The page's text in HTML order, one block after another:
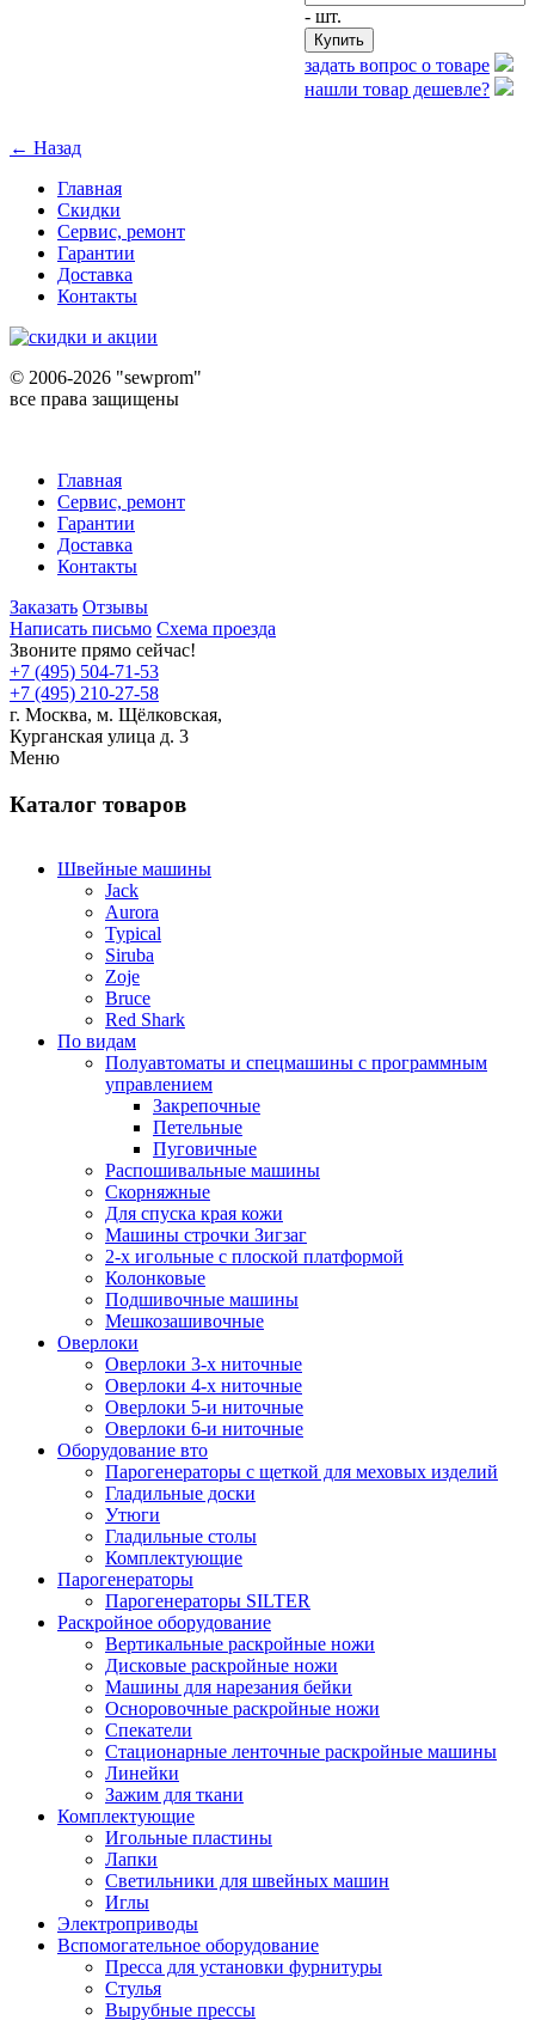
- шт.
задать вопрос о товаре
нашли товар дешевле?
← Назад
Главная
Скидки
Сервис, ремонт
Гарантии
Доставка
Контакты
© 2006-2026 "sewprom"
все права защищены
Главная
Сервис, ремонт
Гарантии
Доставка
Контакты
Заказать Отзывы
Написать письмо Схема проезда
Звоните прямо сейчас!
+7 (495) 504-71-53
+7 (495) 210-27-58
г. Москва, м. Щёлковская,
Курганская улица д. 3
Меню
Каталог товаров
Швейные машины
Jack
Aurora
Typical
Siruba
Zoje
Bruce
Red Shark
По видам
Полуавтоматы и спецмашины с программным
управлением
Закрепочные
Петельные
Пуговичные
Распошивальные машины
Скорняжные
Для спуска края кожи
Машины строчки Зигзаг
2-х игольные с плоской платформой
Колонковые
Подшивочные машины
Мешкозашивочные
Оверлоки
Оверлоки 3-х ниточные
Оверлоки 4-х ниточные
Оверлоки 5-и ниточные
Оверлоки 6-и ниточные
Оборудование вто
Парогенераторы с щеткой для меховых изделий
Гладильные доски
Утюги
Гладильные столы
Комплектующие
Парогенераторы
Парогенераторы SILTER
Раскройное оборудование
Вертикальные раскройные ножи
Дисковые раскройные ножи
Машины для нарезания бейки
Осноровочные раскройные ножи
Спекатели
Стационарные ленточные раскройные машины
Линейки
Зажим для ткани
Комплектующие
Игольные пластины
Лапки
Светильники для швейных машин
Иглы
Электроприводы
Вспомогательное оборудование
Пресса для установки фурнитуры
Стулья
Вырубные прессы